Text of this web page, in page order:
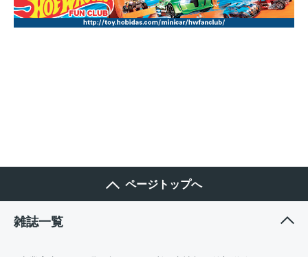
ページトップへ
雑誌一覧